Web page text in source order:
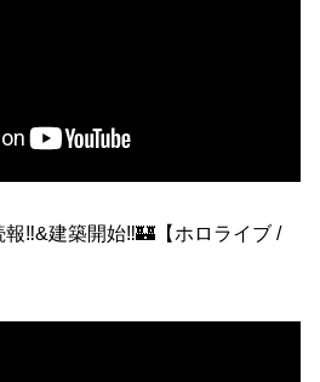
‼&建築開始‼🏰【ホロライブ /